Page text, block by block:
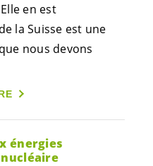
en est
la Suisse est une
nous devons
énergies